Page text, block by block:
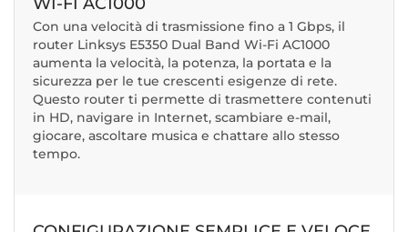
Con una velocità di trasmissione fino a 1 Gbps, il
router Linksys E5350 Dual Band Wi-Fi AC1000
aumenta la velocità, la potenza, la portata e la
sicurezza per le tue crescenti esigenze di rete.
Questo router ti permette di trasmettere contenuti
in HD, navigare in Internet, scambiare e-mail,
giocare, ascoltare musica e chattare allo stesso
tempo.